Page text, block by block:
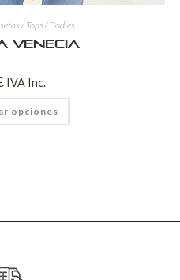
/ Tops / Bodies
Venecia
IVA Inc.
opciones